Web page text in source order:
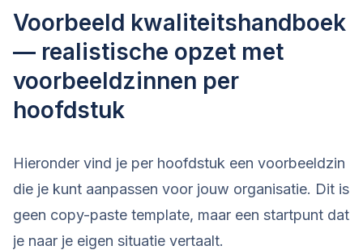
Voorbeeld kwaliteitshandboek
— realistische opzet met
voorbeeldzinnen per
hoofdstuk
Hieronder vind je per hoofdstuk een voorbeeldzin
die je kunt aanpassen voor jouw organisatie. Dit is
geen copy-paste template, maar een startpunt dat
je naar je eigen situatie vertaalt.